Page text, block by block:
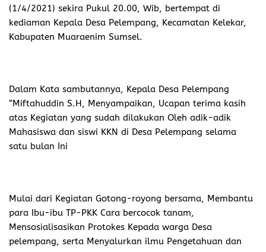
(1/4/2021) sekira Pukul 20.00, Wib, bertempat di
kediaman Kepala Desa Pelempang, Kecamatan Kelekar,
Kabupaten Muaraenim Sumsel.
Dalam Kata sambutannya, Kepala Desa Pelempang
“Miftahuddin S.H, Menyampaikan, Ucapan terima kasih
atas Kegiatan yang sudah dilakukan Oleh adik-adik
Mahasiswa dan siswi KKN di Desa Pelempang selama
satu bulan Ini
Mulai dari Kegiatan Gotong-royong bersama, Membantu
para Ibu-ibu TP-PKK Cara bercocok tanam,
Mensosialisasikan Protokes Kepada warga Desa
pelempang, serta Menyalurkan ilmu Pengetahuan dan